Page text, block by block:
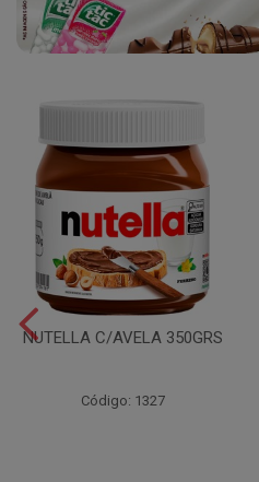
NUTELLA C/AVELA 350GRS
Código: 1327